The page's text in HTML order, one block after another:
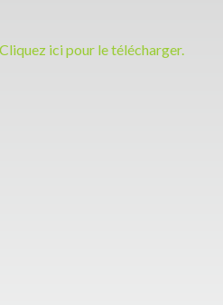
Cliquez ici pour le télécharger.